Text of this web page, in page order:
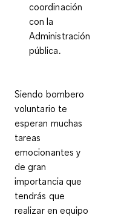
coordinación
con la
Administración
pública.
Siendo bombero
voluntario te
esperan muchas
tareas
emocionantes y
de gran
importancia que
tendrás que
realizar en equipo